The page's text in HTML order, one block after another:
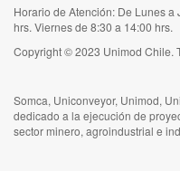
Horario de Atención: De Lunes
hrs. Viernes de 8:30 a 14:00 hrs.
Copyright © 2023 Unimod Chile.
Somca, Uniconveyor, Unimod,
dedicado a la ejecución de
sector minero, agroindustrial e